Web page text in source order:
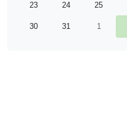
23 24 25
30 31 1